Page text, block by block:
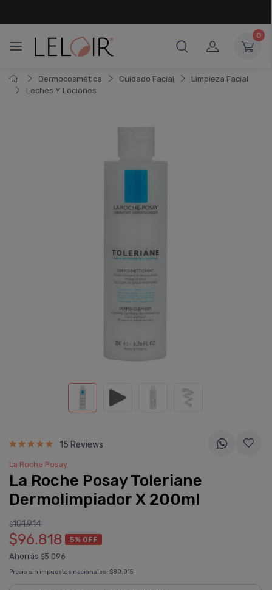
0
Dermocosmética Cuidado Facial
Limpieza Facial
Leches Y Lociones
15 Reviews
La Roche Posay
La Roche Posay Toleriane
Dermolimpiador X 200ml
$101.914
$96.818 5% OFF
Ahorrás $5.096
Precio sin impuestos nacionales: $80.015